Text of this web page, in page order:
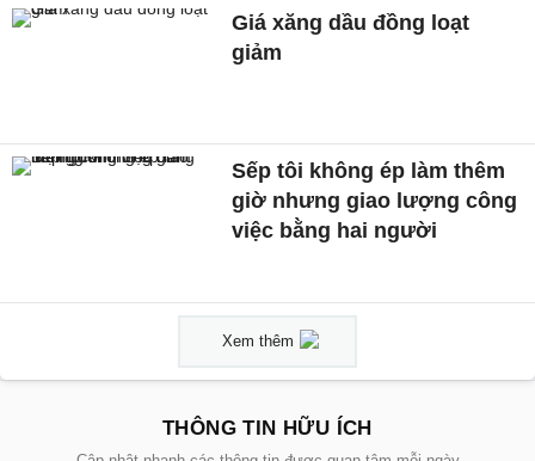
Giá xăng dầu đồng loạt
giảm
Sếp tôi không ép làm thêm
giờ nhưng giao lượng công
việc bằng hai người
Xem thêm
THÔNG TIN HỮU ÍCH